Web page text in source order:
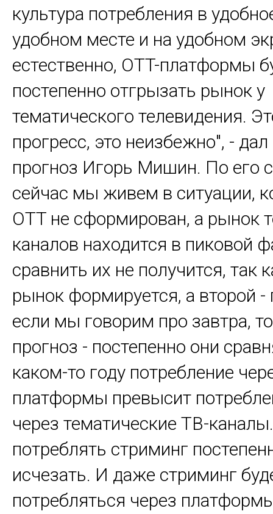
культура потребления в
удобном месте и на удобном
естественно, OTT-платформы
постепенно отгрызать рынок у
тематического телевидения.
прогресс, это неизбежно", -
прогноз Игорь Мишин. По его
сейчас мы живем в ситуации,
OTT не сформирован, а рынок
каналов находится в пиковой
сравнить их не получится, так
рынок формируется, а второй -
если мы говорим про завтра,
прогноз - постепенно они
каком-то году потребление
платформы превысит
через тематические ТВ-
потреблять стриминг
исчезать. И даже стриминг
потребляться через